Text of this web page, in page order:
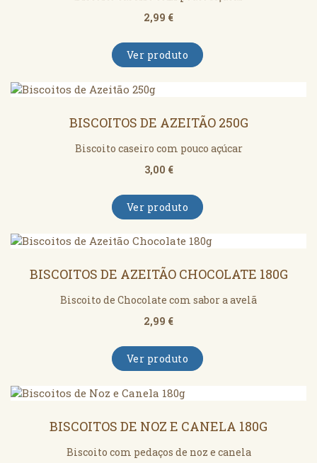
2,99 €
Ver produto
BISCOITOS DE AZEITÃO 250G
Biscoito caseiro com pouco açúcar
3,00 €
Ver produto
BISCOITOS DE AZEITÃO CHOCOLATE 180G
Biscoito de Chocolate com sabor a avelã
2,99 €
Ver produto
BISCOITOS DE NOZ E CANELA 180G
Biscoito com pedaços de noz e canela